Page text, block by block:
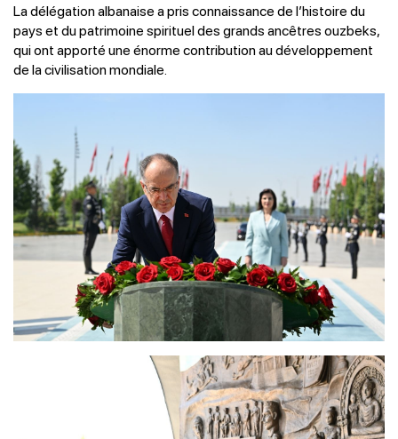
La délégation albanaise a pris connaissance de l’histoire du
pays et du patrimoine spirituel des grands ancêtres ouzbeks,
qui ont apporté une énorme contribution au développement
de la civilisation mondiale.